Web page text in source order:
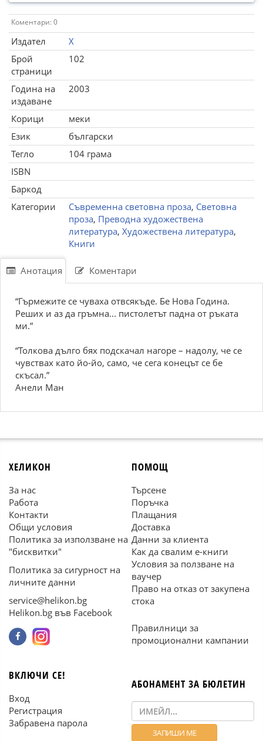
Коментари: 0
Издател
Х
Брой
страници
102
Година на
издаване
2003
Корици
меки
Език
български
Тегло
104 грама
ISBN
Баркод
Категории
Съвременна световна проза, Световна
проза, Преводна художествена
литература, Художествена литература,
Книги
Анотация Коментари
“Гърмежите се чуваха отвсякъде. Бе Нова Година.
Реших и аз да гръмна... пистолетът падна от ръката
ми.”
“Толкова дълго бях подскачал нагоре – надолу, че се
чувствах като йо-йо, само, че сега конецът се бе
скъсал.”
Анели Ман
ХЕЛИКОН
За нас
Работа
Контакти
Общи условия
Политика за използване на
"бисквитки"
Политика за сигурност на
личните данни
service@helikon.bg
Helikon.bg във Facebook
ПОМОЩ
Търсене
Поръчка
Плащания
Доставка
Данни за клиента
Как да свалим е-книги
Условия за ползване на
ваучер
Право на отказ от закупена
стока
Правилници за
промоционални кампании
ВКЛЮЧИ СЕ!
Вход
Регистрация
Забравена парола
АБОНАМЕНТ ЗА БЮЛЕТИН